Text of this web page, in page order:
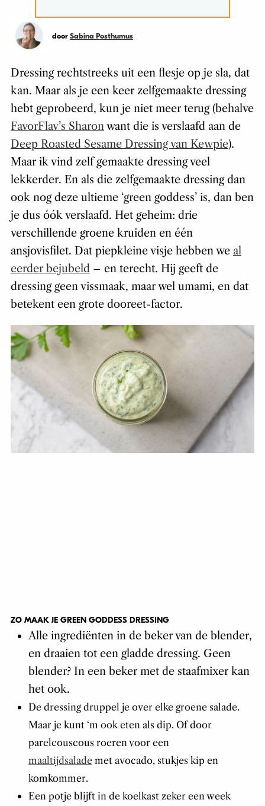
door Sabina Posthumus
Dressing rechtstreeks uit een flesje op je sla, dat
kan. Maar als je een keer zelfgemaakte dressing
hebt geprobeerd, kun je niet meer terug (behalve
FavorFlav’s Sharonwant die is verslaafd aan de
Deep Roasted Sesame Dressing van Kewpie).
Maar ik vind zelf gemaakte dressing veel
lekkerder. En als die zelfgemaakte dressing dan
ook nog deze ultieme ‘green goddess’ is, dan ben
je dus óók verslaafd. Het geheim: drie
verschillende groene kruiden en één
ansjovisfilet. Dat piepkleine visje hebben we al
eerder bejubeld – en terecht. Hij geeft de
dressing geen vissmaak, maar wel umami, en dat
betekent een grote dooreet-factor.
ZO MAAK JE GREEN GODDESS DRESSING
Alle ingrediënten in de beker van de blender,
en draaien tot een gladde dressing. Geen
blender? In een beker met de staafmixer kan
het ook.
De dressing druppel je over elke groene salade.
Maar je kunt ‘m ook eten als dip. Of door
parelcouscous roeren voor een
maaltijdsalademet avocado, stukjes kip en
komkommer.
Een potje blijft in de koelkast zeker een week